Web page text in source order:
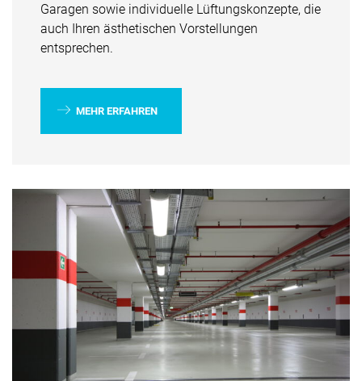
Garagen sowie individuelle Lüftungskonzepte, die
auch Ihren ästhetischen Vorstellungen
entsprechen.
MEHR ERFAHREN